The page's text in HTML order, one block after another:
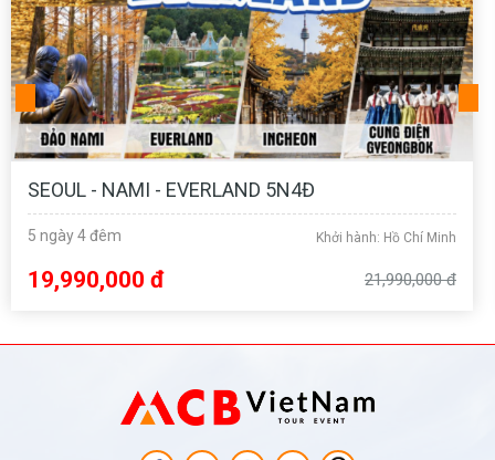
QUẾ LÂM 5N4Đ NO SHOP
5 ngày 4 đêm Khởi hành: Hồ Chí Minh
12,990,000 đ